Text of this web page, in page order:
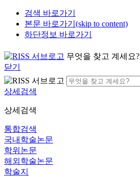
검색 바로가기
본문 바로가기(skip to content)
하단정보 바로가기
무엇을 찾고 계세요?
닫기
상세검색
상세검색
통합검색
국내학술논문
학위논문
해외학술논문
학술지